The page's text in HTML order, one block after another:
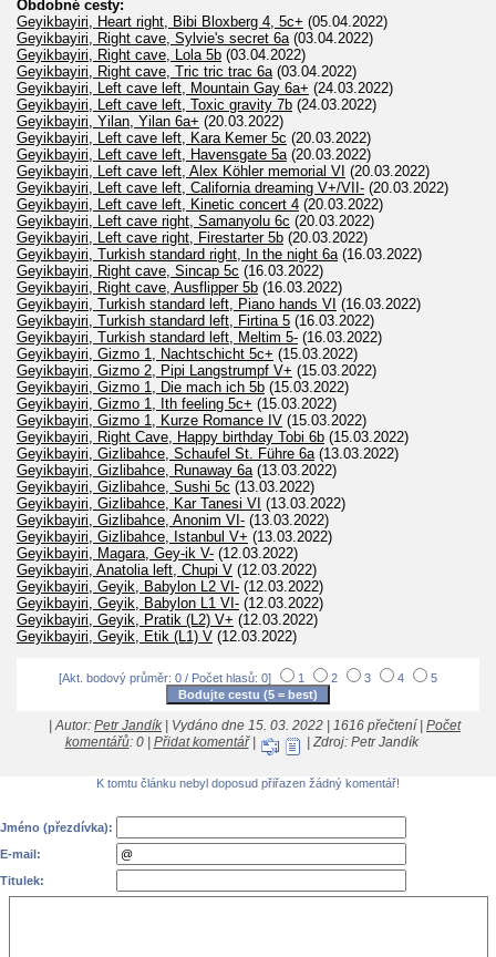
Obdobné cesty:
Geyikbayiri, Heart right, Bibi Bloxberg 4, 5c+ (05.04.2022)
Geyikbayiri, Right cave, Sylvie's secret 6a (03.04.2022)
Geyikbayiri, Right cave, Lola 5b (03.04.2022)
Geyikbayiri, Right cave, Tric tric trac 6a (03.04.2022)
Geyikbayiri, Left cave left, Mountain Gay 6a+ (24.03.2022)
Geyikbayiri, Left cave left, Toxic gravity 7b (24.03.2022)
Geyikbayiri, Yilan, Yilan 6a+ (20.03.2022)
Geyikbayiri, Left cave left, Kara Kemer 5c (20.03.2022)
Geyikbayiri, Left cave left, Havensgate 5a (20.03.2022)
Geyikbayiri, Left cave left, Alex Köhler memorial VI (20.03.2022)
Geyikbayiri, Left cave left, California dreaming V+/VII- (20.03.2022)
Geyikbayiri, Left cave left, Kinetic concert 4 (20.03.2022)
Geyikbayiri, Left cave right, Samanyolu 6c (20.03.2022)
Geyikbayiri, Left cave right, Firestarter 5b (20.03.2022)
Geyikbayiri, Turkish standard right, In the night 6a (16.03.2022)
Geyikbayiri, Right cave, Sincap 5c (16.03.2022)
Geyikbayiri, Right cave, Ausflipper 5b (16.03.2022)
Geyikbayiri, Turkish standard left, Piano hands VI (16.03.2022)
Geyikbayiri, Turkish standard left, Firtina 5 (16.03.2022)
Geyikbayiri, Turkish standard left, Meltim 5- (16.03.2022)
Geyikbayiri, Gizmo 1, Nachtschicht 5c+ (15.03.2022)
Geyikbayiri, Gizmo 2, Pipi Langstrumpf V+ (15.03.2022)
Geyikbayiri, Gizmo 1, Die mach ich 5b (15.03.2022)
Geyikbayiri, Gizmo 1, Ith feeling 5c+ (15.03.2022)
Geyikbayiri, Gizmo 1, Kurze Romance IV (15.03.2022)
Geyikbayiri, Right Cave, Happy birthday Tobi 6b (15.03.2022)
Geyikbayiri, Gizlibahce, Schaufel St. Führe 6a (13.03.2022)
Geyikbayiri, Gizlibahce, Runaway 6a (13.03.2022)
Geyikbayiri, Gizlibahce, Sushi 5c (13.03.2022)
Geyikbayiri, Gizlibahce, Kar Tanesi VI (13.03.2022)
Geyikbayiri, Gizlibahce, Anonim VI- (13.03.2022)
Geyikbayiri, Gizlibahce, Istanbul V+ (13.03.2022)
Geyikbayiri, Magara, Gey-ik V- (12.03.2022)
Geyikbayiri, Anatolia left, Chupi V (12.03.2022)
Geyikbayiri, Geyik, Babylon L2 VI- (12.03.2022)
Geyikbayiri, Geyik, Babylon L1 VI- (12.03.2022)
Geyikbayiri, Geyik, Pratik (L2) V+ (12.03.2022)
Geyikbayiri, Geyik, Etik (L1) V (12.03.2022)
[Akt. bodový průměr: 0 / Počet hlasů: 0] 1 2 3 4 5
| Autor: Petr Jandík | Vydáno dne 15. 03. 2022 | 1616 přečtení | Počet
komentářů: 0 | Přidat komentář| | Zdroj: Petr Jandík
K tomtu článku nebyl doposud přiřazen žádný komentář!
Jméno (přezdívka):
E-mail:
Titulek: